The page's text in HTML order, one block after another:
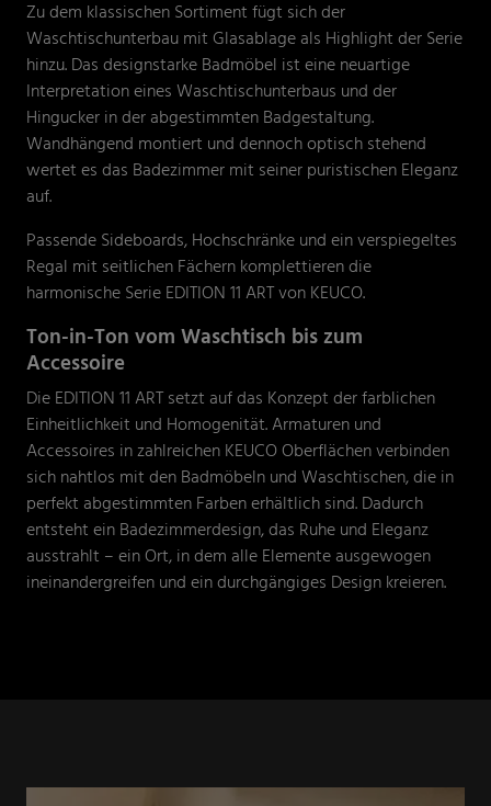
Zu dem klassischen Sortiment fügt sich der
Waschtischunterbau mit Glasablage als Highlight der Serie
hinzu. Das designstarke Badmöbel ist eine neuartige
Interpretation eines Waschtischunterbaus und der
Hingucker in der abgestimmten Badgestaltung.
Wandhängend montiert und dennoch optisch stehend
wertet es das Badezimmer mit seiner puristischen Eleganz
auf.
Passende Sideboards, Hochschränke und ein verspiegeltes
Regal mit seitlichen Fächern komplettieren die
harmonische Serie EDITION 11 ART von KEUCO.
Ton-in-Ton vom Waschtisch bis zum
Accessoire
Die EDITION 11 ART setzt auf das Konzept der farblichen
Einheitlichkeit und Homogenität. Armaturen und
Accessoires in zahlreichen KEUCO Oberflächen verbinden
sich nahtlos mit den Badmöbeln und Waschtischen, die in
perfekt abgestimmten Farben erhältlich sind. Dadurch
entsteht ein Badezimmerdesign, das Ruhe und Eleganz
ausstrahlt – ein Ort, in dem alle Elemente ausgewogen
ineinandergreifen und ein durchgängiges Design kreieren.